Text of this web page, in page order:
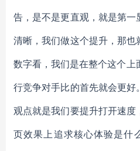
告，是不是更直观，就是第一
清晰，我们做这个提升，那
数字看，我们是在整个这个
行竞争对手比的首先就会更
观点就是我们要提升打开速
页效果上追求核心体验是什